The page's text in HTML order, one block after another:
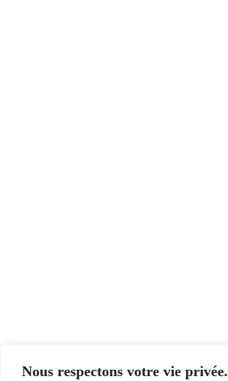
Nous respectons votre vie privée.